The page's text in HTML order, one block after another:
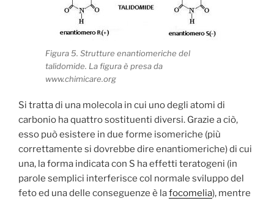
Figura 5. Strutture enantiomeriche del
talidomide. La figura è presa da
www.chimicare.org
Si tratta di una molecola in cui uno degli atomi di
carbonio ha quattro sostituenti diversi. Grazie a ciò,
esso può esistere in due forme isomeriche (più
correttamente si dovrebbe dire enantiomeriche) di cui
una, la forma indicata con S ha effetti teratogeni (in
parole semplici interferisce col normale sviluppo del
feto ed una delle conseguenze è lafocomelia), mentre